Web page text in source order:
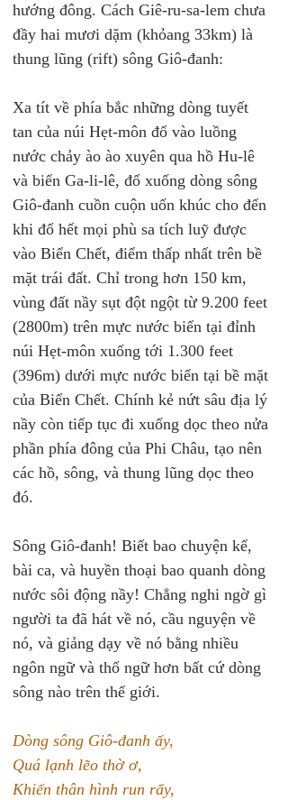
hướng đông. Cách Giê-ru-sa-lem chưa
đầy hai mươi dặm (khỏang 33km) là
thung lũng (rift) sông Giô-đanh:
Xa tít về phía bắc những dòng tuyết
tan của núi Hẹt-môn đổ vào luồng
nước chảy ào ào xuyên qua hồ Hu-lê
và biển Ga-li-lê, đổ xuống dòng sông
Giô-đanh cuồn cuộn uốn khúc cho đến
khi đổ hết mọi phù sa tích luỹ được
vào Biển Chết, điểm thấp nhất trên bề
mặt trái đất. Chỉ trong hơn 150 km,
vùng đất nầy sụt đột ngột từ 9.200 feet
(2800m) trên mực nước biển tại đỉnh
núi Hẹt-môn xuống tới 1.300 feet
(396m) dưới mực nước biển tại bề mặt
của Biển Chết. Chính kẻ nứt sâu địa lý
nầy còn tiếp tục đi xuống dọc theo nửa
phần phía đông của Phi Châu, tạo nên
các hồ, sông, và thung lũng dọc theo
đó.
Sông Giô-đanh! Biết bao chuyện kể,
bài ca, và huyền thoại bao quanh dòng
nước sôi động nầy! Chẳng nghi ngờ gì
người ta đã hát về nó, cầu nguyện về
nó, và giảng dạy về nó bằng nhiều
ngôn ngữ và thổ ngữ hơn bất cứ dòng
sông nào trên thế giới.
Dòng sông Giô-đanh ấy,
Quá lạnh lẽo thờ ơ,
Khiến thân hình run rẩy,